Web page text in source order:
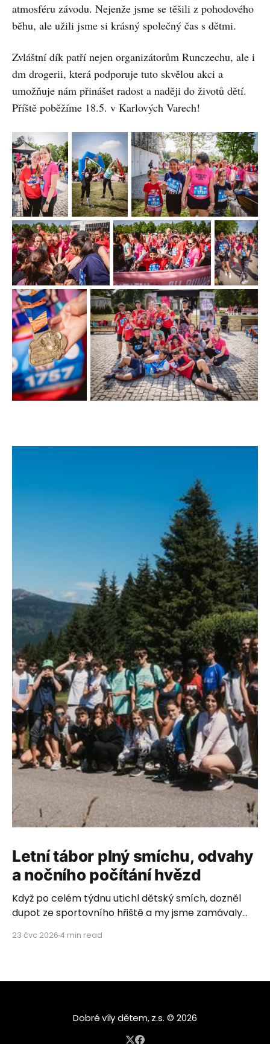
atmosféru závodu. Nejenže jsme se těšili z pohodového
běhu, ale užili jsme si krásný společný čas s dětmi.
Zvláštní dík patří nejen organizátorům Runczechu, ale i
dm drogerii, která podporuje tuto skvělou akci a
umožňuje nám přinášet radost a naději do životů dětí.
Příště poběžíme 18.5. v Karlových Varech!
Letní tábor plný smíchu, odvahy
a nočního počítání hvězd
Když po celém týdnu utichl dětský smích, dozněl
dupot ze sportovního hřiště a my jsme zamávaly
ticho. Ticho plné vděčnosti, dojetí a hlubokého
domovů ze Zvíkovského Podhradí, Olomouce,
23 čvc 2026 4 min read
Dobré víly dětem © 2026